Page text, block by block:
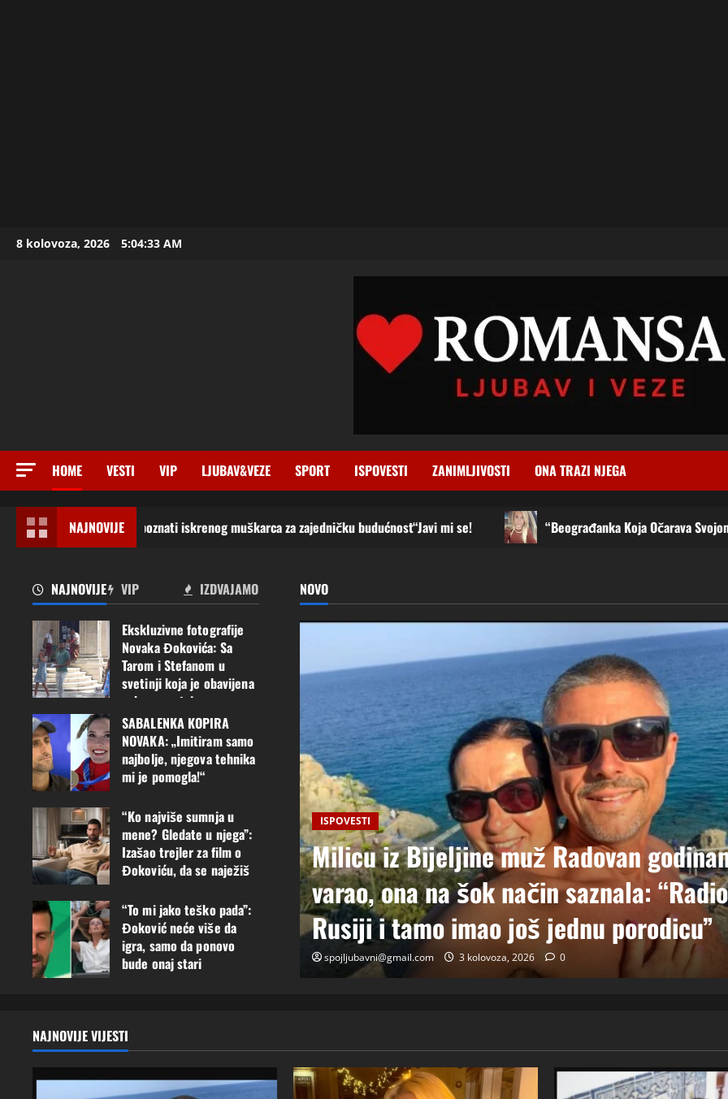
Skip8 kolovoza, 2026 5:04:35 AM
HOME VESTI VIP LJUBAV&VEZE SPORT ISPOVESTI ZANIMLJIVOSTI ONA TRAZI NJEGA
NAJNOVIJE
upoznati iskrenog muškarca za zajedničku budućnost“Javi mi se! “Beograđanka Koja Očarava Svojom Energijom Traži
NAJNOVIJE VIP IZDVAJAMO
Ekskluzivne fotografije
Novaka Đokovića: Sa
Tarom i Stefanom u
svetinji koja je obavijena
vekovnom tajnom
27 srpnja, 2026
SABALENKA KOPIRA
NOVAKA: „Imitiram samo
najbolje, njegova tehnika
mi je pomogla!“
“Ko najviše sumnja u
mene? Gledate u njega”:
Izašao trejler za film o
Đokoviću, da se naježiš
“To mi jako teško pada”:
Đoković neće više da
igra, samo da ponovo
bude onaj stari
NOVO
Radovan godinama
saznala: “Radio je u
jednu porodicu”
0
ISPOVESTI
U petoj deceniji izlazi samo s momcima
duplo mlađim od sebe: Razlog za to
a ovako tačno moraju da izgledaju
spojljubavni@gmail.com 24 srpnja, 2026 0
NAJNOVIJE VIJESTI